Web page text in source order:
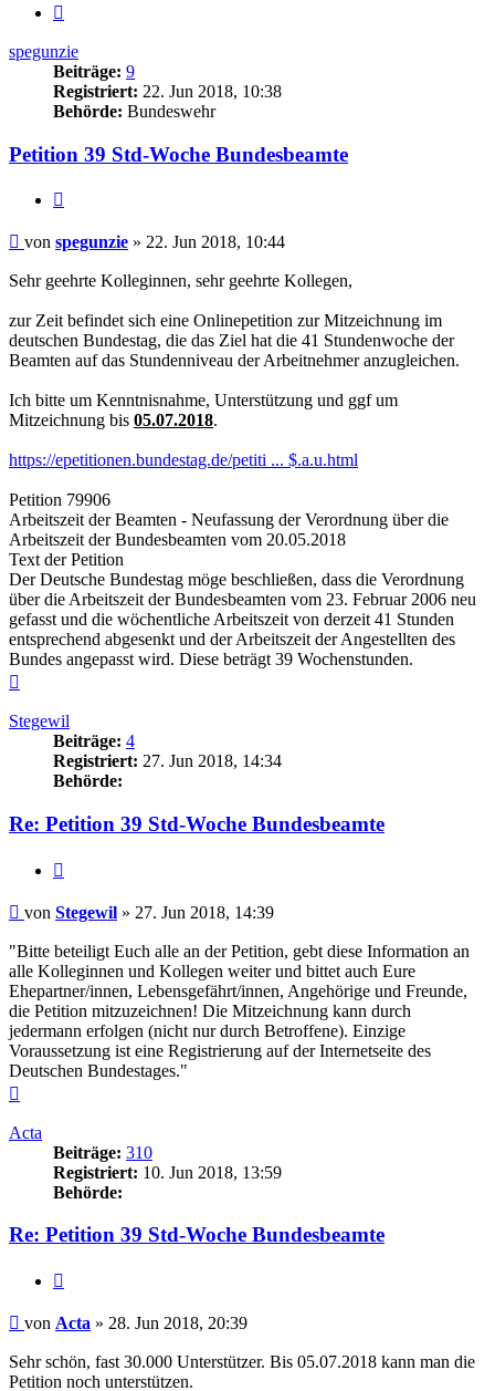
spegunzie
Beiträge: 9
Registriert: 22. Jun 2018, 10:38
Behörde: Bundeswehr
Petition 39 Std-Woche Bundesbeamte
Beitrag
von spegunzie » 22. Jun 2018, 10:44
Sehr geehrte Kolleginnen, sehr geehrte Kollegen,
zur Zeit befindet sich eine Onlinepetition zur Mitzeichnung im
deutschen Bundestag, die das Ziel hat die 41 Stundenwoche der
Beamten auf das Stundenniveau der Arbeitnehmer anzugleichen.
Ich bitte um Kenntnisnahme, Unterstützung und ggf um
Mitzeichnung bis 05.07.2018.
https://epetitionen.bundestag.de/petiti ... $.a.u.html
Petition 79906
Arbeitszeit der Beamten - Neufassung der Verordnung über die
Arbeitszeit der Bundesbeamten vom 20.05.2018
Text der Petition
Der Deutsche Bundestag möge beschließen, dass die Verordnung
über die Arbeitszeit der Bundesbeamten vom 23. Februar 2006 neu
gefasst und die wöchentliche Arbeitszeit von derzeit 41 Stunden
entsprechend abgesenkt und der Arbeitszeit der Angestellten des
Bundes angepasst wird. Diese beträgt 39 Wochenstunden.
Stegewil
Beiträge: 4
Registriert: 27. Jun 2018, 14:34
Behörde:
Re: Petition 39 Std-Woche Bundesbeamte
Beitrag
von Stegewil » 27. Jun 2018, 14:39
"Bitte beteiligt Euch alle an der Petition, gebt diese Information an
alle Kolleginnen und Kollegen weiter und bittet auch Eure
Ehepartner/innen, Lebensgefährt/innen, Angehörige und Freunde,
die Petition mitzuzeichnen! Die Mitzeichnung kann durch
jedermann erfolgen (nicht nur durch Betroffene). Einzige
Voraussetzung ist eine Registrierung auf der Internetseite des
Deutschen Bundestages."
Acta
Beiträge: 310
Registriert: 10. Jun 2018, 13:59
Behörde:
Re: Petition 39 Std-Woche Bundesbeamte
Beitrag
von Acta » 28. Jun 2018, 20:39
Sehr schön, fast 30.000 Unterstützer. Bis 05.07.2018 kann man die
Petition noch unterstützen.